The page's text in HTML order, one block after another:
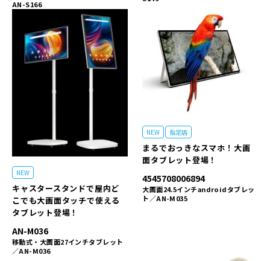
AN-S166
NEW
キャスタースタンドで屋内ど
こでも大画面タッチで使える
タブレット登場！
AN-M036
移動式・大画面27インチタブレット
／AN-M036
NEW 指定店
まるでおっきなスマホ！大画
面タブレット登場！
4545708006894
大画面24.5インチandroidタブレッ
ト／AN-M035